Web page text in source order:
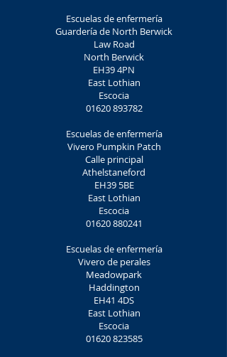
Escuelas de enfermería
Guardería de North Berwick
Law Road
North Berwick
EH39 4PN
East Lothian
Escocia
01620 893782
Escuelas de enfermería
Vivero Pumpkin Patch
Calle principal
Athelstaneford
EH39 5BE
East Lothian
Escocia
01620 880241
Escuelas de enfermería
Vivero de perales
Meadowpark
Haddington
EH41 4DS
East Lothian
Escocia
01620 823585